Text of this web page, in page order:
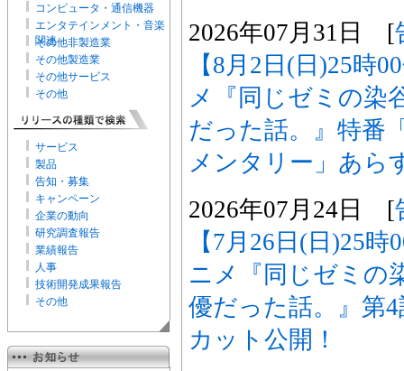
コンピュータ・通信機器
エンタテインメント・音楽
関連
その他非製造業
その他製造業
その他サービス
その他
サービス
製品
告知・募集
キャンペーン
企業の動向
研究調査報告
業績報告
人事
技術開発成果報告
その他
2026年07月31日 [
【8月2日(日)25時
メ『同じゼミの染
だった話。』特番
メンタリー」あら
2026年07月24日 [
【7月26日(日)25
ニメ『同じゼミの
優だった話。』第
カット公開！